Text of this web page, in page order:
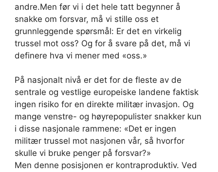
andre.Men før vi i det hele tatt begynner å
snakke om forsvar, må vi stille oss et
grunnleggende spørsmål: Er det en virkelig
trussel mot oss? Og for å svare på det, må vi
definere hva vi mener med «oss.»
På nasjonalt nivå er det for de fleste av de
sentrale og vestlige europeiske landene faktisk
ingen risiko for en direkte militær invasjon. Og
mange venstre- og høyrepopulister snakker kun
i disse nasjonale rammene: «Det er ingen
militær trussel mot nasjonen vår, så hvorfor
skulle vi bruke penger på forsvar?»
Men denne posisjonen er kontraproduktiv. Ved